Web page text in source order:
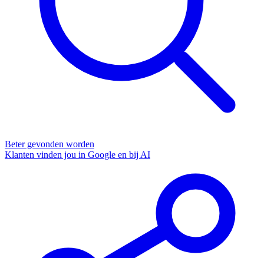
Beter gevonden worden
Klanten vinden jou in Google en bij AI